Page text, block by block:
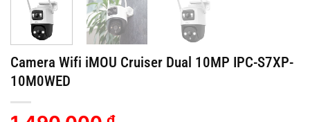
Camera Wifi iMOU Cruiser Dual 10MP IPC-S7XP-
10M0WED